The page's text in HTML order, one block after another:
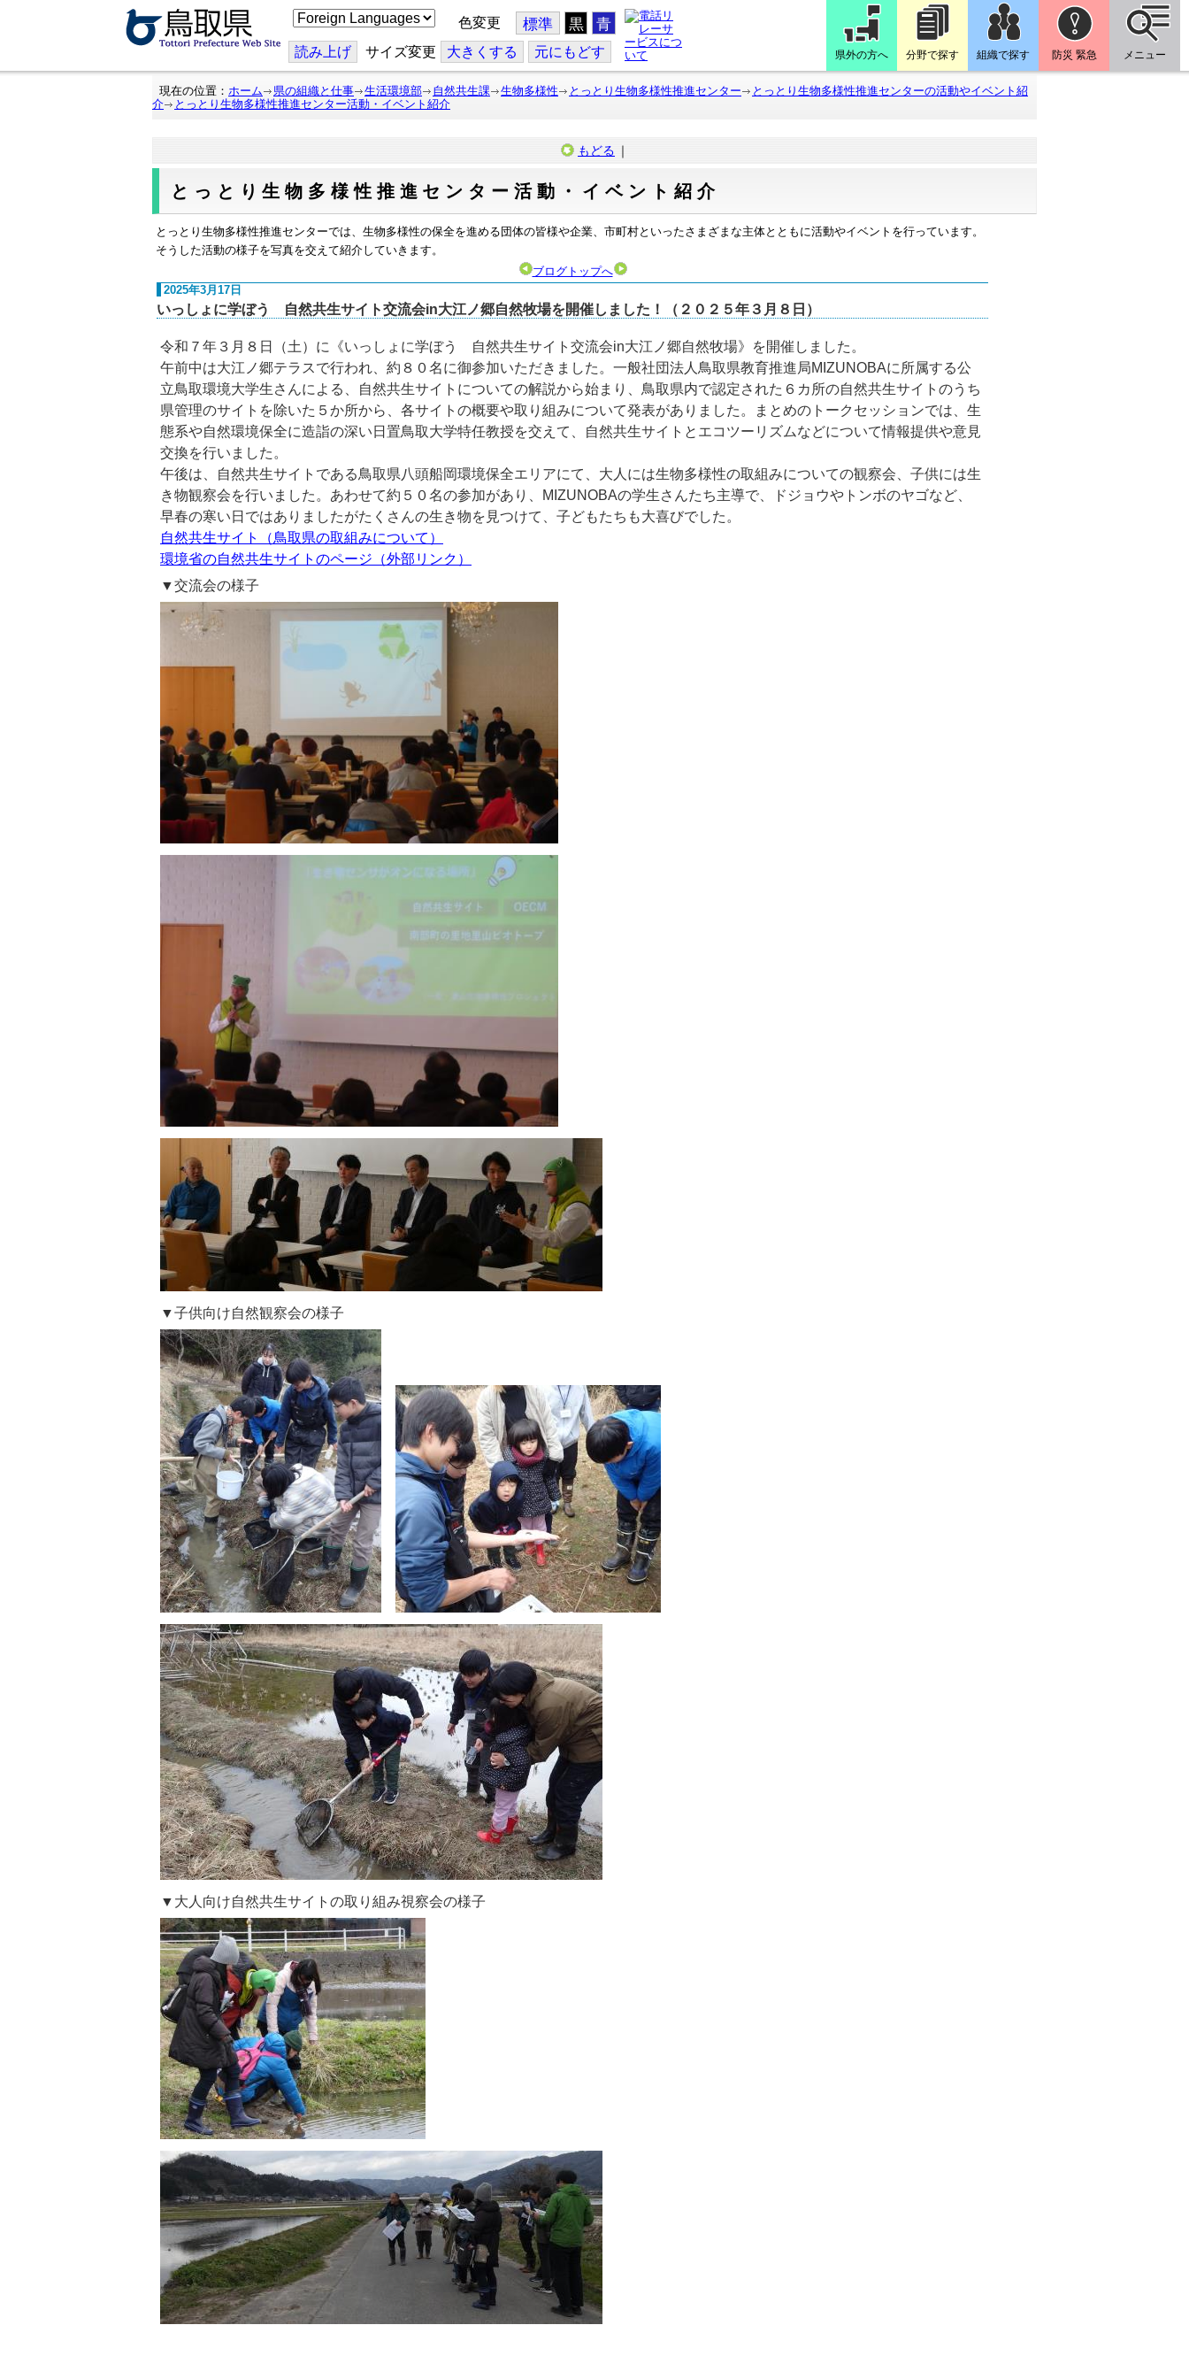
こ
の
ジ
を
翻
訳
色変更 標準 黒 青
読み上げ サイズ変更 大きくする 元にもどす 県外の方へ 分野で探す 組織で探す 防災 緊急 メニュー
現在の位置： ホーム 県の組織と仕事 生活環境部 自然共生課 生物多様性 とっとり生物多様性推進センター
とっとり生物多様性推進センターの活動やイベント紹
介
とっとり生物多様性推進センター活動・イベント紹介
もどる ｜
とっとり生物多様性推進センター活動・イベント紹介
とっとり生物多様性推進センターでは、生物多様性の保全を進める団体の皆様や企業、市町村といったさまざまな主体とともに活動やイベントを行っています。
そうした活動の様子を写真を交えて紹介していきます。
ブログトップへ
2025年3月17日
いっしょに学ぼう 自然共生サイト交流会in大江ノ郷自然牧場を開催しました！（２０２５年３月８日）
令和７年３月８日（土）に《いっしょに学ぼう 自然共生サイト交流会in大江ノ郷自然牧場》を開催しました。
午前中は大江ノ郷テラスで行われ、約８０名に御参加いただきました。一般社団法人鳥取県教育推進局MIZUNOBAに所属する公
立鳥取環境大学生さんによる、自然共生サイトについての解説から始まり、鳥取県内で認定された６カ所の自然共生サイトのうち
県管理のサイトを除いた５か所から、各サイトの概要や取り組みについて発表がありました。まとめのトークセッションでは、生
態系や自然環境保全に造詣の深い日置鳥取大学特任教授を交えて、自然共生サイトとエコツーリズムなどについて情報提供や意見
交換を行いました。
午後は、自然共生サイトである鳥取県八頭船岡環境保全エリアにて、大人には生物多様性の取組みについての観察会、子供には生
き物観察会を行いました。あわせて約５０名の参加があり、MIZUNOBAの学生さんたち主導で、ドジョウやトンボのヤゴなど、
早春の寒い日ではありましたがたくさんの生き物を見つけて、子どもたちも大喜びでした。
自然共生サイト（鳥取県の取組みについて）
環境省の自然共生サイトのページ（外部リンク）
▼交流会の様子
▼子供向け自然観察会の様子
▼大人向け自然共生サイトの取り組み視察会の様子